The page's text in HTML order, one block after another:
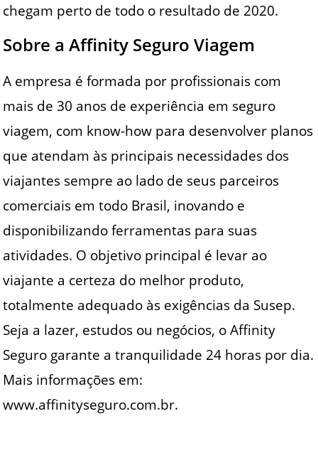
chegam perto de todo o resultado de 2020.
Sobre a Affinity Seguro Viagem
A empresa é formada por profissionais com
mais de 30 anos de experiência em seguro
viagem, com know-how para desenvolver planos
que atendam às principais necessidades dos
viajantes sempre ao lado de seus parceiros
comerciais em todo Brasil, inovando e
disponibilizando ferramentas para suas
atividades. O objetivo principal é levar ao
viajante a certeza do melhor produto,
totalmente adequado às exigências da Susep.
Seja a lazer, estudos ou negócios, o Affinity
Seguro garante a tranquilidade 24 horas por dia.
Mais informações em:
www.affinityseguro.com.br.